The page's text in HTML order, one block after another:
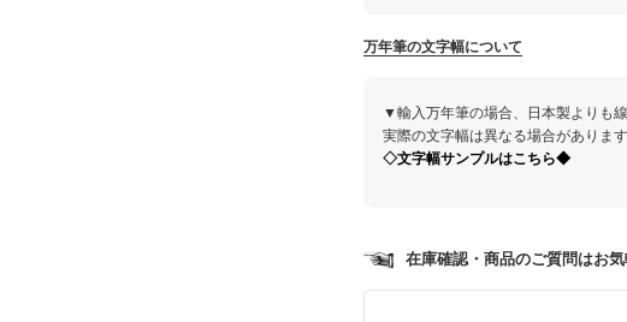
万年筆の文字幅について
▼輸入万年筆の場合、日本製よりも
実際の文字幅は異なる場合があります
◇文字幅サンプルはこちら◆
在庫確認・商品のご質問はお